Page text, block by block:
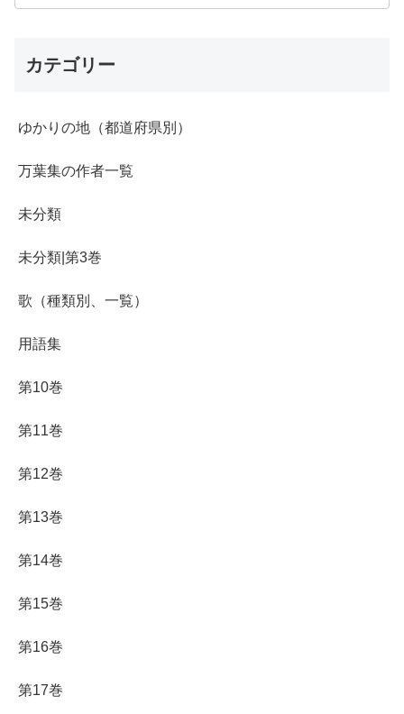
カテゴリー
ゆかりの地（都道府県別）
万葉集の作者一覧
未分類
未分類|第3巻
歌（種類別、一覧）
用語集
第10巻
第11巻
第12巻
第13巻
第14巻
第15巻
第16巻
第17巻